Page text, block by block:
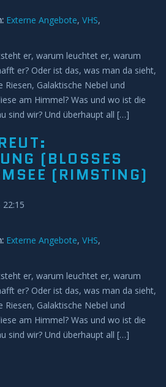
Externe Angebote, VHS,
er, warum leuchtet er, warum
er? Oder ist das, was man da sieht,
Riesen, Galaktische Nebel und
am Himmel? Was und wo ist die
sind wir? Und überhaupt all […]
(BLOSSES A
(RIMSTING)
22:15
Externe Angebote, VHS,
er, warum leuchtet er, warum
er? Oder ist das, was man da sieht,
Riesen, Galaktische Nebel und
am Himmel? Was und wo ist die
sind wir? Und überhaupt all […]